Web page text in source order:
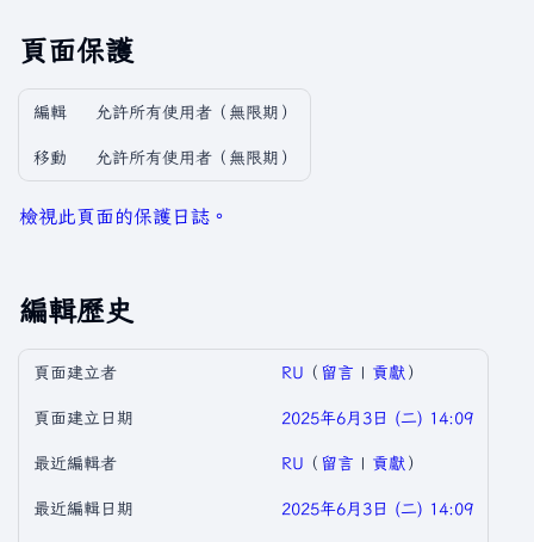
頁面保護
編輯 允許所有使用者​（無限期）
移動 允許所有使用者​（無限期）
檢視此頁面的保護日誌。
編輯歷史
頁面建立者 RU （ 留言 | 貢獻 ）
頁面建立日期 2025年6月3日 (二) 14:09
最近編輯者 RU （ 留言 | 貢獻 ）
最近編輯日期 2025年6月3日 (二) 14:09